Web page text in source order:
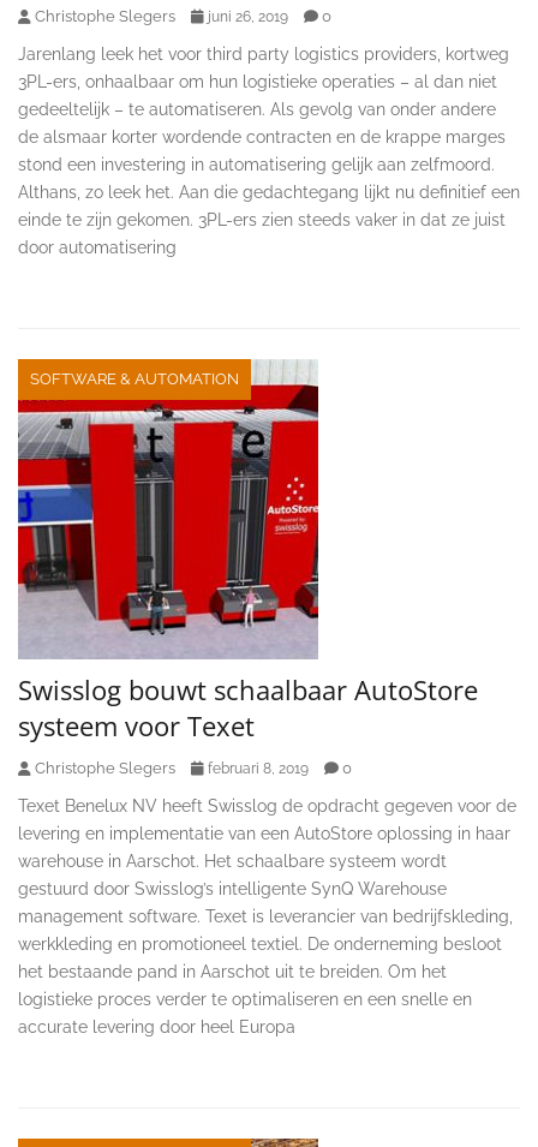
Christophe Slegers juni 26, 2019 0
Jarenlang leek het voor third party logistics providers, kortweg
3PL-ers, onhaalbaar om hun logistieke operaties – al dan niet
gedeeltelijk – te automatiseren. Als gevolg van onder andere
de alsmaar korter wordende contracten en de krappe marges
stond een investering in automatisering gelijk aan zelfmoord.
Althans, zo leek het. Aan die gedachtegang lijkt nu definitief een
einde te zijn gekomen. 3PL-ers zien steeds vaker in dat ze juist
door automatisering
SOFTWARE & AUTOMATION
Swisslog bouwt schaalbaar AutoStore
systeem voor Texet
Christophe Slegers februari 8, 2019 0
Texet Benelux NV heeft Swisslog de opdracht gegeven voor de
levering en implementatie van een AutoStore oplossing in haar
warehouse in Aarschot. Het schaalbare systeem wordt
gestuurd door Swisslog’s intelligente SynQ Warehouse
management software. Texet is leverancier van bedrijfskleding,
werkkleding en promotioneel textiel. De onderneming besloot
het bestaande pand in Aarschot uit te breiden. Om het
logistieke proces verder te optimaliseren en een snelle en
accurate levering door heel Europa